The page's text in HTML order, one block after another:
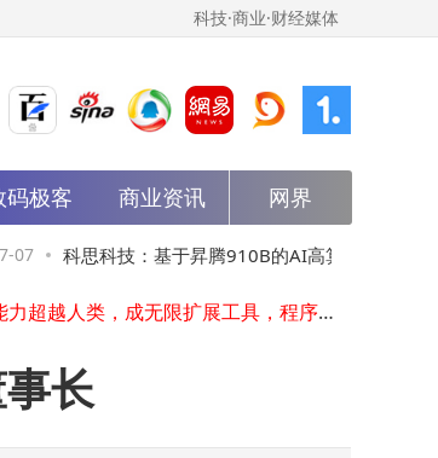
科技·商业·财经媒体
码极客 商业资讯 网界
科思科技：基于昇腾910B的AI高算力模组落
地，自组网优势凸显适配多场景
同程旅行拟收购嘀嗒出行 嘀嗒加速股权激励归属并派发特别股息
小米小爱同学架构大调整：端侧能力下放业务线 原负责人转战机器人领域
李开复：AI编程能力超越人类，成无限扩展工具，程序员不必忧失业
长